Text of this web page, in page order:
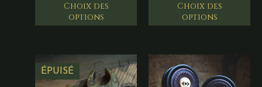
Choix des
options
Choix des
options
ÉPUISÉ